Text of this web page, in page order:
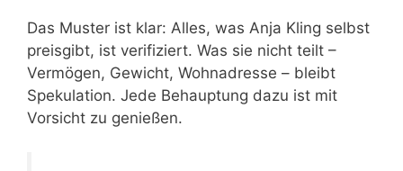
Das Muster ist klar: Alles, was Anja Kling selbst
preisgibt, ist verifiziert. Was sie nicht teilt –
Vermögen, Gewicht, Wohnadresse – bleibt
Spekulation. Jede Behauptung dazu ist mit
Vorsicht zu genießen.